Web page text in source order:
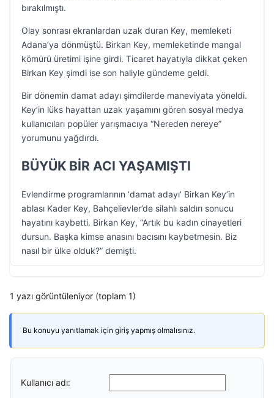
bırakılmıştı.
Olay sonrası ekranlardan uzak duran Key, memleketi
Adana’ya dönmüştü. Birkan Key, memleketinde mangal
kömürü üretimi işine girdi. Ticaret hayatıyla dikkat çeken
Birkan Key şimdi ise son haliyle gündeme geldi.
Bir dönemin damat adayı şimdilerde maneviyata yöneldi.
Key’in lüks hayattan uzak yaşamını gören sosyal medya
kullanıcıları popüler yarışmacıya “Nereden nereye”
yorumunu yağdırdı.
BÜYÜK BİR ACI YAŞAMIŞTI
Evlendirme programlarının ‘damat adayı’ Birkan Key’in
ablası Kader Key, Bahçelievler’de silahlı saldırı sonucu
hayatını kaybetti. Birkan Key, “Artık bu kadın cinayetleri
dursun. Başka kimse anasını bacısını kaybetmesin. Biz
nasıl bir ülke olduk?” demişti.
1 yazı görüntüleniyor (toplam 1)
Bu konuyu yanıtlamak için giriş yapmış olmalısınız.
Kullanıcı adı: